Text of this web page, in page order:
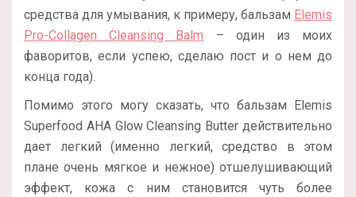
средства для умывания, к примеру, бальзам Elemis
Pro-Collagen Cleansing Balm – один из моих
фаворитов, если успею, сделаю пост и о нем до
конца года).
Помимо этого могу сказать, что бальзам Elemis
Superfood AHA Glow Cleansing Butter действительно
дает легкий (именно легкий, средство в этом
плане очень мягкое и нежное) отшелушивающий
эффект, кожа с ним становится чуть более